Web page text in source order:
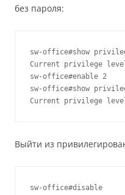
без пароля:
sw-office#show
Current privilege
sw-office#enable 2
sw-office#show
Current privilege
Выйти из
sw-office#disable